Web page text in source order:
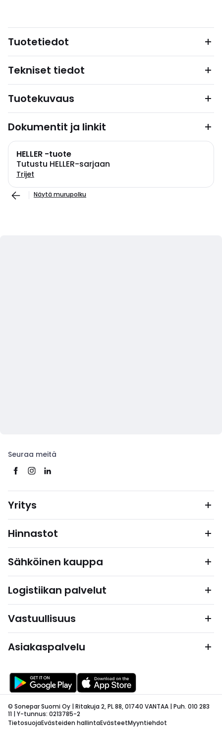
Tuotetiedot
Tekniset tiedot
Tuotekuvaus
Dokumentit ja linkit
HELLER -tuote
Tutustu HELLER-sarjaan
Trijet
Näytä murupolku
Seuraa meitä
Yritys
Hinnastot
Sähköinen kauppa
Logistiikan palvelut
Vastuullisuus
Asiakaspalvelu
© Sonepar Suomi Oy | Ritakuja 2, PL 88, 01740 VANTAA | Puh. 010 283
11 | Y-tunnus: 0213785-2
TietosuojaEvästeiden hallintaEvästeetMyyntiehdot